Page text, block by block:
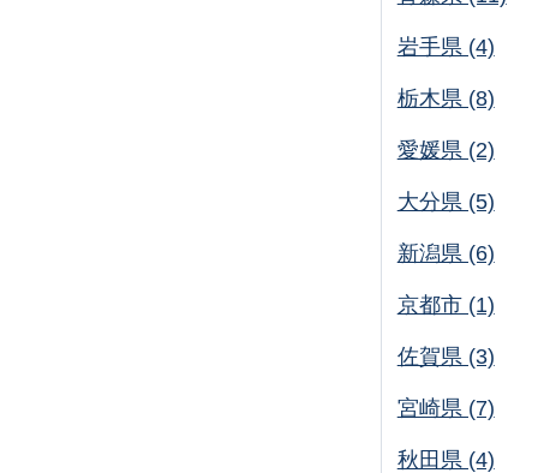
岩手県 (4)
栃木県 (8)
愛媛県 (2)
大分県 (5)
新潟県 (6)
京都市 (1)
佐賀県 (3)
宮崎県 (7)
秋田県 (4)